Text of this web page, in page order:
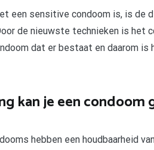
een sensitive condoom is, is de
de nieuwste technieken is het
dat er bestaat en daarom is
kan je een condoom
hebben een houdbaarheid